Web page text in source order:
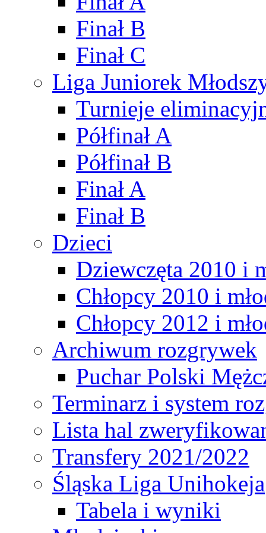
Finał B
Finał C
Liga Juniorek
Turnieje
Półfinał A
Półfinał B
Finał A
Finał B
Dzieci
Dziewczęta 2010 i
Chłopcy 2010 i
Chłopcy 2012 i
Archiwum rozgrywek
Puchar Polski
Terminarz i system
Lista hal
Transfery 2021/2022
Śląska Liga Unihokeja
Tabela i wyniki